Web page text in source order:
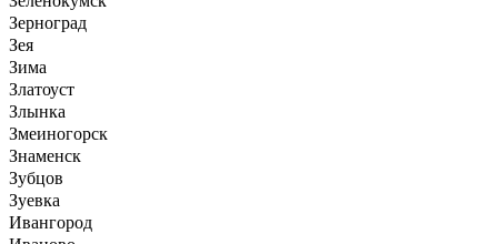
Зерноград
Зея
Зима
Златоуст
Злынка
Змеиногорск
Знаменск
Зубцов
Зуевка
Ивангород